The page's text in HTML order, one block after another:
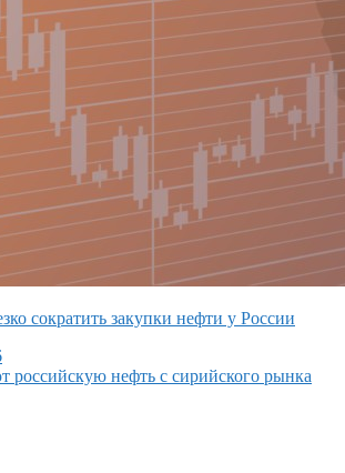
сократить закупки нефти у России
нефть с сирийского рынка